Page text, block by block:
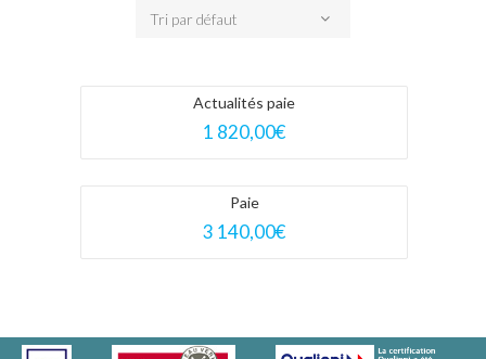
CONSEILS MICRO-COACHING
QUESTIONNAIRE GRATUIT
Tri par défaut
Actualités paie
1 820,00€
Paie
3 140,00€